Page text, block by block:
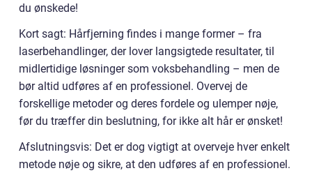
du ønskede!
Kort sagt: Hårfjerning findes i mange former – fra
laserbehandlinger, der lover langsigtede resultater, til
midlertidige løsninger som voksbehandling – men de
bør altid udføres af en professionel. Overvej de
forskellige metoder og deres fordele og ulemper nøje,
før du træffer din beslutning, for ikke alt hår er ønsket!
Afslutningsvis: Det er dog vigtigt at overveje hver enkelt
metode nøje og sikre, at den udføres af en professionel.